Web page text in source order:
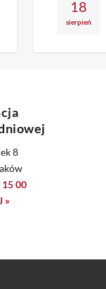
18
sierpień
8
15 00
»